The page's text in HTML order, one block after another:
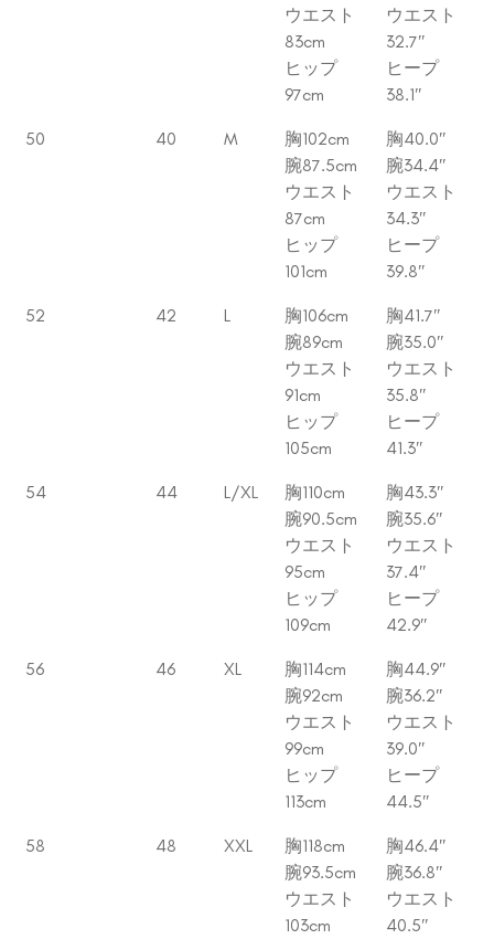
ウエスト
83cm
ヒップ
97cm
ウエスト
32.7″
ヒープ
38.1″
50 40 M
胸102cm
腕87.5cm
ウエスト
87cm
ヒップ
101cm
胸40.0″
腕34.4″
ウエスト
34.3″
ヒープ
39.8″
52 42 L
胸106cm
腕89cm
ウエスト
91cm
ヒップ
105cm
胸41.7″
腕35.0″
ウエスト
35.8″
ヒープ
41.3″
54 44 L/XL
胸110cm
腕90.5cm
ウエスト
95cm
ヒップ
109cm
胸43.3″
腕35.6″
ウエスト
37.4″
ヒープ
42.9″
56 46 XL
胸114cm
腕92cm
ウエスト
99cm
ヒップ
113cm
胸44.9″
腕36.2″
ウエスト
39.0″
ヒープ
44.5″
58 48 XXL
胸118cm
腕93.5cm
ウエスト
103cm
胸46.4″
腕36.8″
ウエスト
40.5″